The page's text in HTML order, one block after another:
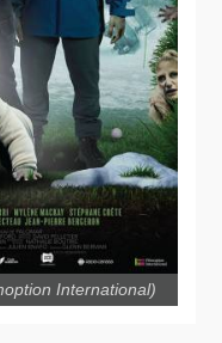
International)